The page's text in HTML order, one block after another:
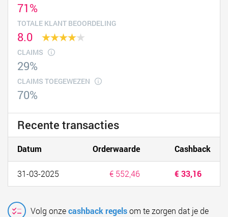
71%
TOTALE KLANT BEOORDELING
8.0
CLAIMS
29%
CLAIMS TOEGEWEZEN
70%
Recente transacties
Datum Orderwaarde Cashback
31-03-2025 € 552,46 € 33,16
Volg onzecashback regelsom te zorgen dat je de